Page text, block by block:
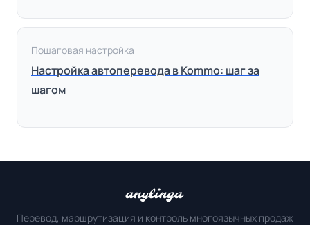
Пошаговая настройка
Настройка автоперевода в Kommo: шаг за
шагом
Перевод, маршрутизация и контроль многоязычных продаж